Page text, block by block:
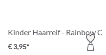
Kinder Haarreif - Rainbow
€ 3,95*